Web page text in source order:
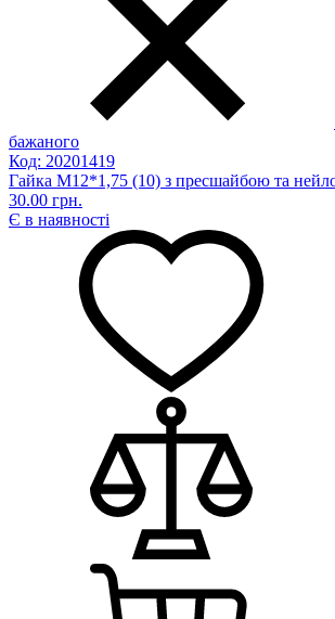
бажаного
Код: 20201419
Гайка М12*1,75 (10) з пресшайбою та
30.00 грн.
Є в наявності